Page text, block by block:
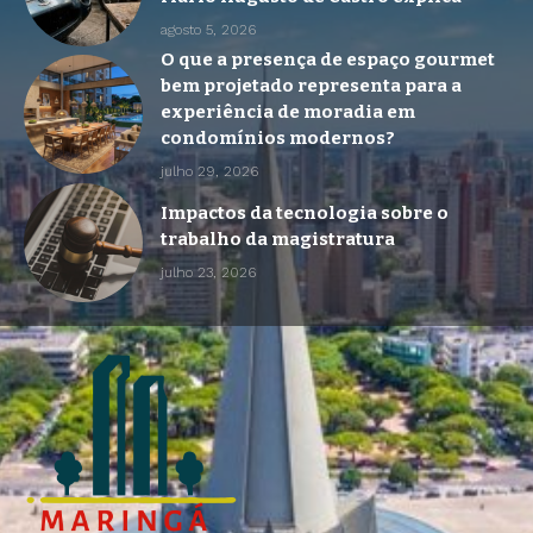
agosto 5, 2026
O que a presença de espaço gourmet
bem projetado representa para a
experiência de moradia em
condomínios modernos?
julho 29, 2026
Impactos da tecnologia sobre o
trabalho da magistratura
julho 23, 2026